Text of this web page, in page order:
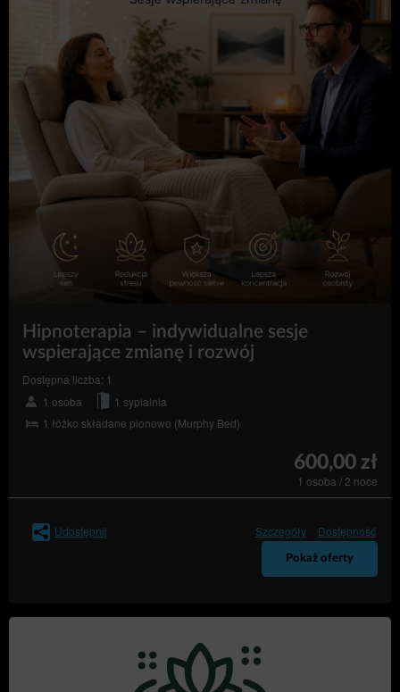
z Obsługą.
Dane kontaktowe dostępne są w zakładce
„Kontakt”, w górnej części kalendarza rezerwacji
oraz w e-mailach.
Umowa podlega prawu polskiemu.
Klient oświadcza, że został poinformowany o treści
art. 38 pkt. 12 ustawy z dnia 30 maja 2014 r. o
prawach konsumenta, zgodnie z którym w
przypadku umów o świadczenie usług w zakresie
zakwaterowania, innych niż do celów
mieszkalnych, konsumentowi nie przysługuje
przewidziane w art. 27 tej ustawy prawo do
odstąpienia od umowa zawartej na odległość.
Zamknij
Hipnoterapia – indywidualne sesje
wspierające zmianę i rozwój
Dostępna liczba: 1
1 osoba
1 sypialnia
1 łóżko składane pionowo (Murphy Bed)
600,00 zł
1 osoba / 2 noce
Udostępnij Szczegóły Dostępność
Pokaż oferty